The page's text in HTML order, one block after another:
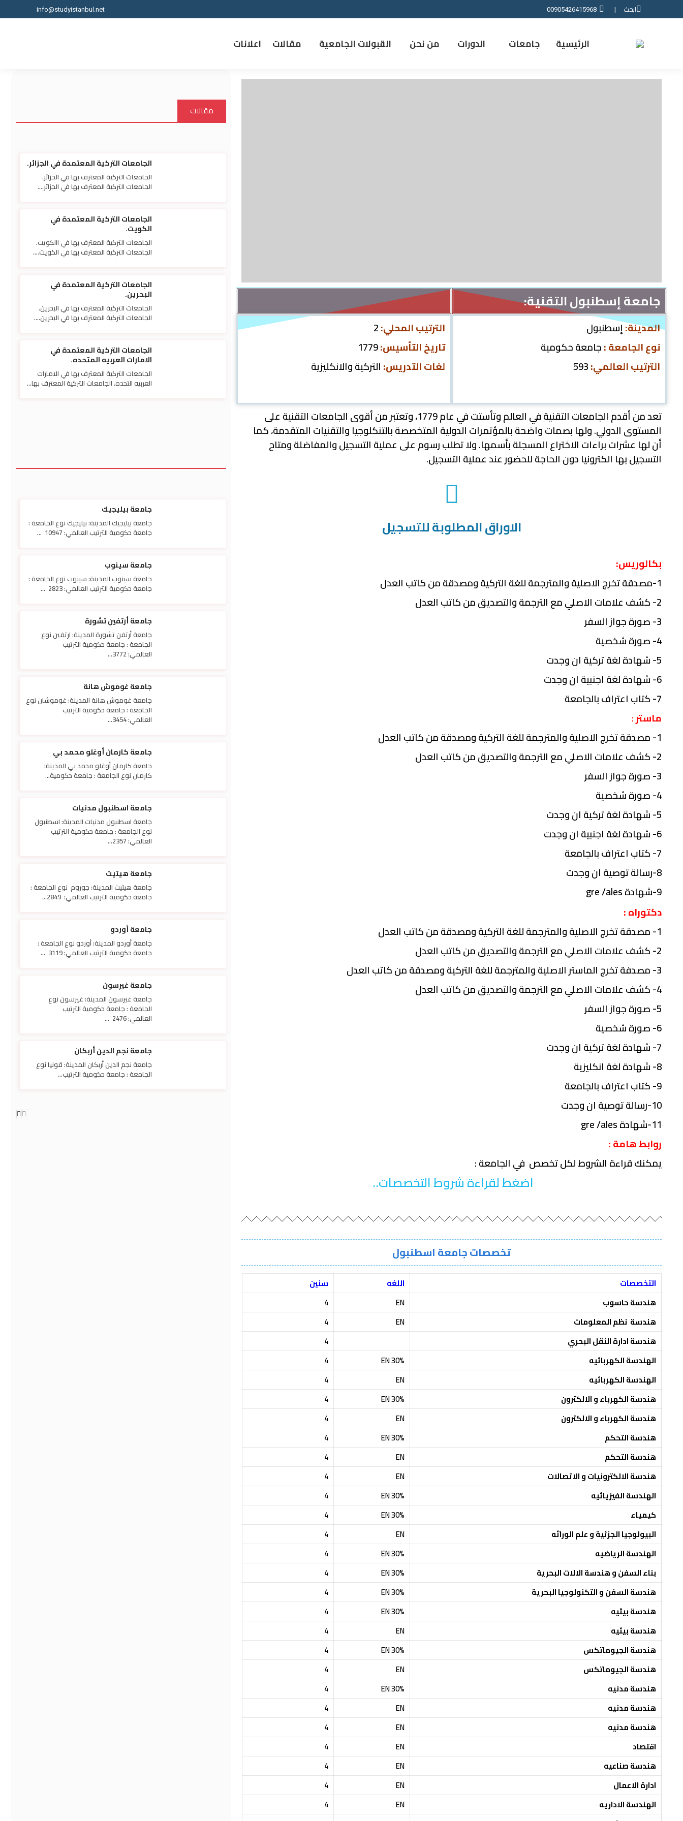
ابحث |
00905426415968
info@studyistanbul.net
الرئيسية جامعات الدورات من نحن القبولات الجامعية مقالات اعلانات
جامعة إسطنبول التقنية:
المدينة:إسطنبول
نوع الجامعة :جامعة حكومية
الترتيب العالمي:593
الترتيب المحلي:
تاريخ التأسيس:1779
لغات التدريس: التركية والانكليزية
تعد من أقدم الجامعات التقنية في العالم وتأستت في عام 1779، وتعتبر من أقوى الجامعات التقنية على
المستوى الدولي. ولها بصمات واضحة بالمؤتمرات الدولية المتخصصة بالتنكلوجيا والتقنيات المتقدمة، كما
أن لها عشرات براءات الاختراع المسجلة بأسمها. ولا تطلب رسوم على عملية التسجيل والمفاضلة ومتاح
التسجيل بها الكترونيا دون الحاجة للحضور عند عملية التسجيل.
الاوراق المطلوبة للتسجيل
بكالوريس:
1-مصدقة تخرج الاصلية والمترجمة للغة التركية ومصدقة من كاتب العدل
2- كشف علامات الاصلي مع الترجمة والتصديق من كاتب العدل
3- صورة جواز السفر
4- صورة شخصية
5- شهادة لغة تركية ان وجدت
6- شهادة لغة اجنبية ان وجدت
7- كتاب اعتراف بالجامعة
ماستر:
1- مصدقة تخرج الاصلية والمترجمة للغة التركية ومصدقة من كاتب العدل
2- كشف علامات الاصلي مع الترجمة والتصديق من كاتب العدل
3- صورة جواز السفر
4- صورة شخصية
5- شهادة لغة تركية ان وجدت
6- شهادة لغة اجنبية ان وجدت
7- كتاب اعتراف بالجامعة
8-رسالة توصية ان وجدت
9-شهادة gre /ales
دكتوراه:
1- مصدقة تخرج الاصلية والمترجمة للغة التركية ومصدقة من كاتب العدل
2- كشف علامات الاصلي مع الترجمة والتصديق من كاتب العدل
3- مصدفة تخرج الماستر الاصلية والمترجمة للغة التركية ومصدقة من كاتب العدل
4- كشف علامات الاصلي مع الترجمة والتصديق من كاتب العدل
5- صورة جواز السفر
6- صورة شخصية
7- شهادة لغة تركية ان وجدت
8- شهادة لغة انكليزية
9- كتاب اعتراف بالجامعة
10-رسالة توصية ان وجدت
11-شهادة gre /ales
روابط هامة :
يمكنك قراءة الشروط لكل تخصص في الجامعة :
اضغط لقراءة شروط التخصصات..
تخصصات جامعة اسطنبول
التخصصات اللغه
سنين
هندسة حاسوب
EN
4
هندسة نظم المعلومات
EN
4
هندسة ادارة النقل البحري
4
الهندسة الكهربائيه
30% EN
4
الهندسة الكهربائيه
EN
4
هندسة الكهرباء و الالكترون
30% EN
4
هندسة الكهرباء و الالكترون
EN
4
هندسة التحكم
30% EN
4
هندسة التحكم
EN
4
هندسة الالكترونيات و الاتصالات
EN
4
الهندسة الفيزيائيه
30% EN
4
كيمياء
30% EN
4
البيولوجيا الجزئية و علم الوراثه
EN
4
الهندسة الرياضيه
30% EN
4
بناء السفن و هندسة الالات البحرية
30% EN
4
هندسة السفن و التكنولوجيا البحرية
30% EN
4
هندسة بيئيه
30% EN
4
هندسة بيئيه
EN
4
هندسة الجيوماتكس
30% EN
4
هندسة الجيوماتكس
EN
4
هندسة مدنيه
30% EN
4
هندسة مدنيه
EN
4
هندسة مدنيه
EN
4
اقتصاد
EN
4
هندسة صناعيه
EN
4
ادارة الاعمال
EN
4
الهندسة الاداريه
EN
4
مقالات
الجامعات التركية المعتمدة في الجزائر.
الجامعات التركية المعترف بها في الجزائر.
الجامعات التركية المعترف بها في الجزائر....
الجامعات التركية المعتمدة في
الكويت.
الجامعات التركية المعترف بها في االكويت.
الجامعات التركية المعترف بها في الكويت....
الجامعات التركية المعتمدة في
البحرين.
الجامعات التركية المعترف بها في البحرين.
الجامعات التركية المعترف بها في البحرين....
الجامعات التركية المعتمدة في
الامارات العربيه المتحده.
الجامعات التركية المعترف بها في الامارات
العربيه التحده. الجامعات التركية المعترف بها...
جامعة بيليجيك
جامعة بيليجيك المدينة: بيليجيك نوع الجامعة :
جامعة حكومية الترتيب العالمي: 10947 ...
جامعة سينوب
جامعة سينوب المدينة: سينوب نوع الجامعة :
جامعة حكومية الترتيب العالمي: 2823 ...
جامعة أرتفين تشورة
جامعة أرتفن تشورة المدينة: ارتفين نوع
الجامعة : جامعة حكومية الترتيب
العالمي: 3772...
جامعة غوموش هانة
جامعة غوموش هانة المدينة: غوموشان نوع
الجامعة : جامعة حكومية الترتيب
العالمي: 3454...
جامعة كارمان أوغلو محمد بي
جامعة كارمان أوغلو محمد بي المدينة:
كارمان نوع الجامعة : جامعة حكومية...
جامعة اسطنبول مدنيات
جامعة اسطنبول مدنيات المدينة: اسطنبول
نوع الجامعة : جامعة حكومية الترتيب
العالمي: 2357...
جامعة هيتيت
جامعة هيتيت المدينة: جوروم نوع الجامعة :
جامعة حكومية الترتيب العالمي: 2849...
جامعة أوردو
جامعة أوردو المدينة: أوردو نوع الجامعة :
جامعة حكومية الترتيب العالمي: 3119 ...
جامعة غيرسون
جامعة غيرسون المدينة: غيرسون نوع
الجامعة : جامعة حكومية الترتيب
العالمي: 2476 ...
جامعة نجم الدين أربكان
جامعة نجم الدين أربكان المدينة: قونيا نوع
الجامعة : جامعة حكومية الترتيب...